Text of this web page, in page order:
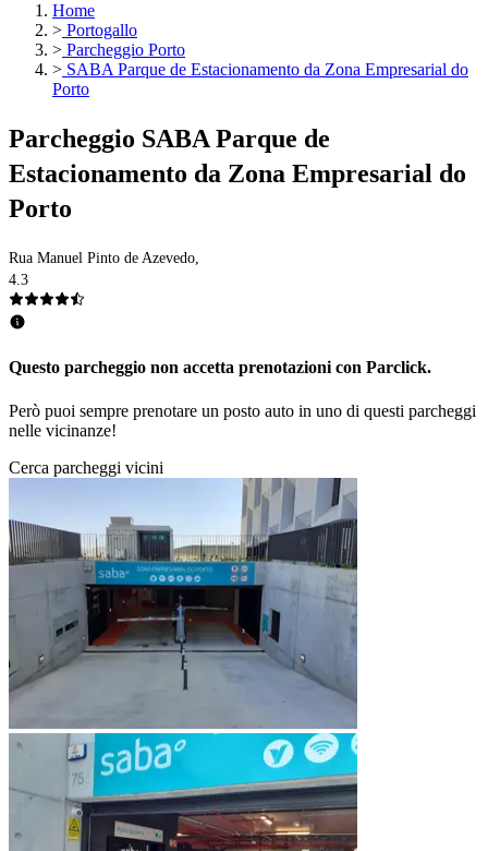
Home
> Portogallo
> Parcheggio Porto
> SABA Parque de Estacionamento da Zona Empresarial do
Porto
Parcheggio SABA Parque de
Estacionamento da Zona Empresarial do
Porto
Rua Manuel Pinto de Azevedo,
4.3
Questo parcheggio non accetta prenotazioni con Parclick.
Però puoi sempre prenotare un posto auto in uno di questi parcheggi
nelle vicinanze!
Cerca parcheggi vicini